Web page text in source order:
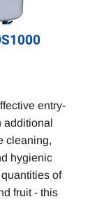
entry-
additional
cleaning,
hygienic
of
fruit - this